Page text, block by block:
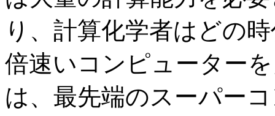
り、計算化学者はどの
倍速いコンピューター
は、最先端のスーパー